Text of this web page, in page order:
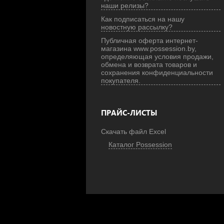
наши релизы?
Как подписаться на нашу
новостную рассылку?
Публичная оферта интернет-
магазина www.possession.by,
определяющая условия продажи,
обмена и возврата товаров и
сохранения конфиденциальности
покупателя.
ПРАЙС-ЛИСТЫ
Скачать файл Excel
Каталог Possession